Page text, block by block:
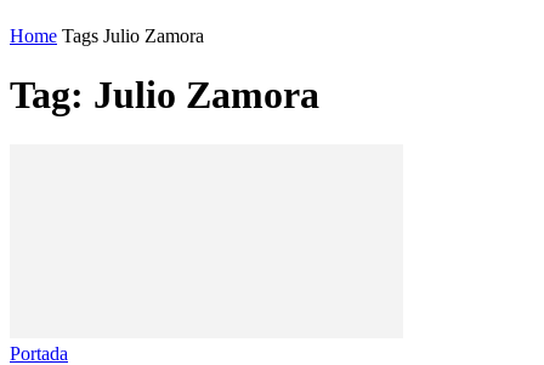
Home Tags Julio Zamora
Tag: Julio Zamora
Portada